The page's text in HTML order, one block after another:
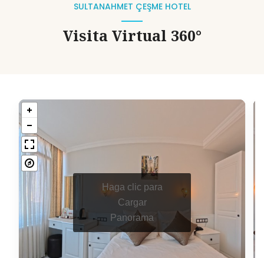
SULTANAHMET ÇEŞME HOTEL
Visita Virtual 360°
Haga clic para
Cargar
Panorama